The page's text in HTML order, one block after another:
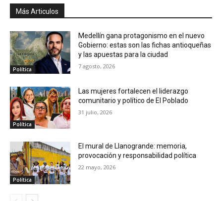
Más Articulos
Política
Medellín gana protagonismo en el nuevo
Gobierno: estas son las fichas antioqueñas
y las apuestas para la ciudad
7 agosto, 2026
Política
Las mujeres fortalecen el liderazgo
comunitario y político de El Poblado
31 julio, 2026
Política
El mural de Llanogrande: memoria,
provocación y responsabilidad política
22 mayo, 2026